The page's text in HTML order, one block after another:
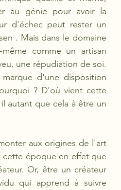
au génie pour avoir la
d'échec peut rester un
. Mais dans le domaine
comme un artisan
une répudiation de soi.
d'une disposition
? D'où vient cette
autant que cela à être un
aux origines de l'art
cette époque en effet que
Or, être un créateur
qui apprend à suivre